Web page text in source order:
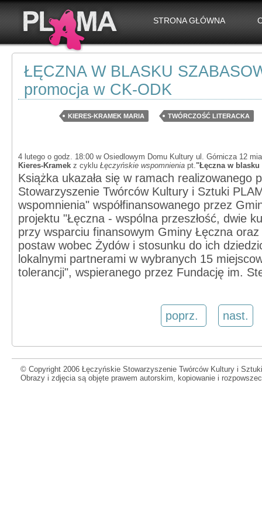
STRONA GŁÓWNA
ŁĘCZNA W BLASKU
promocja w CK-ODK
KIERES-KRAMEK MARIA TWÓRCZOŚĆ LITERACKA
4 lutego o godz. 18:00 w Osiedlowym Domu Kultury ul. Górnicza 12
Kieres-Kramek z cyklu Łęczyńskie wspomnienia pt."Łęczna w
Książka ukazała się w ramach realizowanego
Stowarzyszenie Twórców Kultury i Sztuki
wspomnienia" współfinansowanego przez
projektu "Łęczna - wspólna przeszłość, dwie
przy wsparciu finansowym Gminy Łęczna
postaw wobec Żydów i stosunku do ich
lokalnymi partnerami w wybranych 15
tolerancji", wspieranego przez Fundację im.
poprz. nast.
© Copyright 2006 Łęczyńskie Stowarzyszenie Twórców Kultury i
Obrazy i zdjęcia są objęte prawem autorskim, kopiowanie i